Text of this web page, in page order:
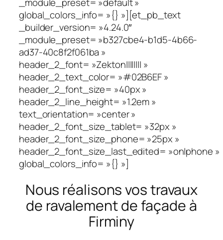
_module_preset= »default »
global_colors_info= »{} »][et_pb_text
_builder_version= »4.24.0″
_module_preset= »b327cbe4-b1d5-4b66-
ad37-40c8f2f061ba »
header_2_font= »Zekton|||||||| »
header_2_text_color= »#02B6EF »
header_2_font_size= »40px »
header_2_line_height= »1.2em »
text_orientation= »center »
header_2_font_size_tablet= »32px »
header_2_font_size_phone= »25px »
header_2_font_size_last_edited= »on|phone »
global_colors_info= »{} »]
Nous réalisons vos travaux
de ravalement de façade à
Firminy